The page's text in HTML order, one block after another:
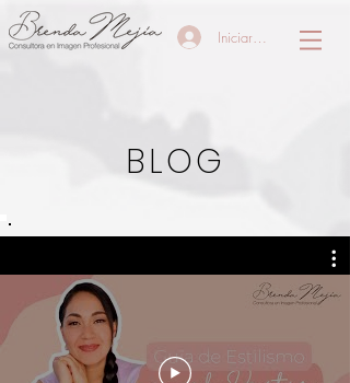
Iniciar sesión
BLOG